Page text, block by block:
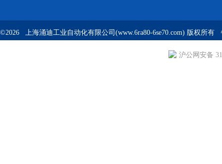
©2026 上海涌迪工业自动化有限公司(www.6ra80-6se70.com) 版权所有
沪公网安备